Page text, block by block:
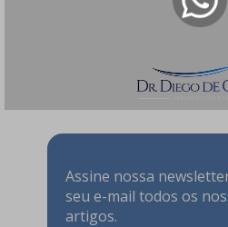
Assine nossa
seu e-mail todos os
artigos.